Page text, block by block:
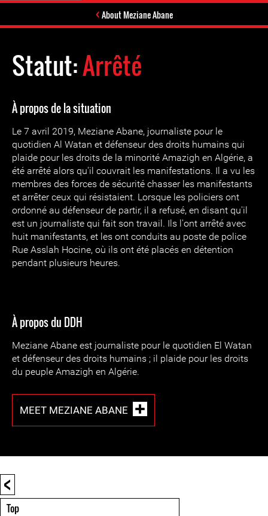
About Meziane Abane
Statut:Arrêté
À propos de la situation
Le 7 avril 2019, Meziane Abane, journaliste pour le
quotidien Al Watan et défenseur des droits humains qui
plaide pour les droits de la minorité Amazigh en Algérie, a
été arrêté alors qu'il couvrait les manifestations. Il a vu les
membres des forces de sécurité chasser les manifestants
et arrêter ceux qui résistaient. Lorsque les policiers ont
ordonné au défenseur de partir, il a refusé, en disant qu'il
est un journaliste qui fait son travail. Ils l'ont arrêté avec
huit manifestants, et les ont conduits au poste de police
Rue Asslah Hocine, où ils ont été placés en détention
pendant plusieurs heures.
À propos du DDH
Meziane Abane est journaliste pour le quotidien El Watan
et défenseur des droits humains ; il plaide pour les droits
du peuple Amazigh en Algérie.
MEET MEZIANE ABANE
<
Top